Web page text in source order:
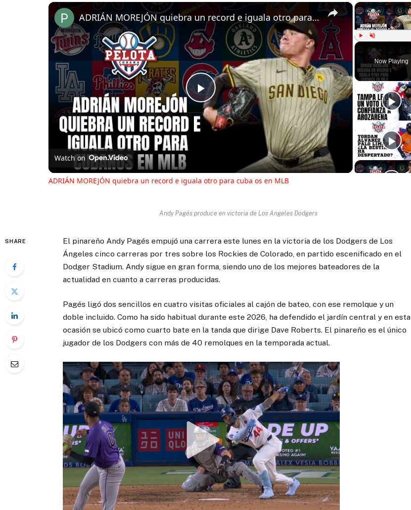
Now Playing
×
Play
Video
ADRIÁN MOREJÓN quiebra un record e iguala otro para cuba os en MLB
Watch on
ADRIÁN MOREJÓN quiebra un record e iguala otro para cuba os en MLB
Andy Pagés produce en victoria de Los Angeles Dodgers
SHARE
El pinareño Andy Pagés empujó una carrera este lunes en la victoria de los Dodgers de Los
Ángeles cinco carreras por tres sobre los Rockies de Colorado, en partido escenificado en el
Dodger Stadium. Andy sigue en gran forma, siendo uno de los mejores bateadores de la
actualidad en cuanto a carreras producidas.
Pagés ligó dos sencillos en cuatro visitas oficiales al cajón de bateo, con ese remolque y un
doble incluido. Como ha sido habitual durante este 2026, ha defendido el jardín central y en esta
ocasión se ubicó como cuarto bate en la tanda que dirige Dave Roberts. El pinareño es el único
jugador de los Dodgers con más de 40 remolques en la temporada actual.